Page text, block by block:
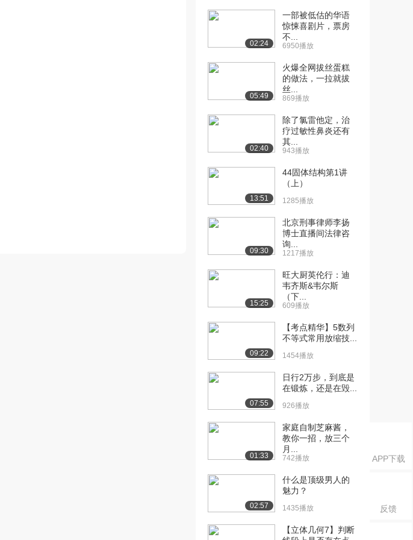
APP下载
反馈
[10] 08_尚硅谷_项目技术
07:02
[11] 09_尚硅谷_项目技术
09:48
[12] 10_尚硅谷_项目技术
09:06
点-主键生成...
点-Myba...
点-Myba...
[16] 13_尚硅谷_项目技术
点-Myba...
656播放
[17] 13_尚硅谷_项目技术
点-Myba...
1175播放
[18] 15_尚硅谷_项目技术
680播放
[19] 15_尚硅谷_项目技术
672播放
[20] 16_尚硅谷_项目技术
点-Myba...
695播放
02:24
一部被低估的华语
惊悚喜剧片，票房
不...
6950播放
05:49
火爆全网拔丝蛋糕
的做法，一拉就拔
丝...
869播放
02:40
除了氯雷他定，治
疗过敏性鼻炎还有
其...
943播放
13:51
44固体结构第1讲
（上）
1285播放
09:30
北京刑事律师李扬
博士直播间法律咨
询...
1217播放
15:25
旺大厨英伦行：迪
韦齐斯&韦尔斯
（下...
609播放
09:22
【考点精华】5数列
不等式常用放缩技...
1454播放
07:55
日行2万步，到底是
在锻炼，还是在毁...
926播放
01:33
家庭自制芝麻酱，
教你一招，放三个
月...
742播放
02:57
什么是顶级男人的
魅力？
1435播放
【立体几何7】判断